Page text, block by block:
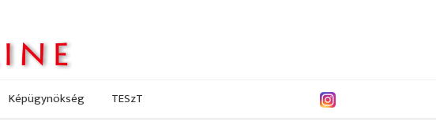
Képügynökség TESzT